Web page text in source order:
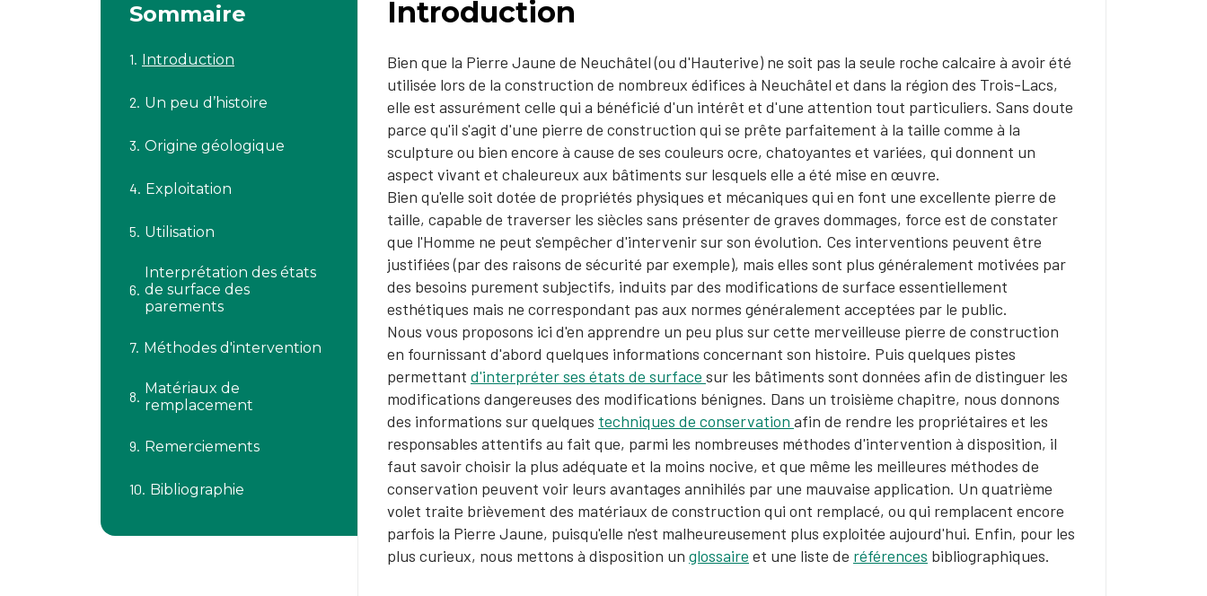
Sommaire
Introduction
Un peu d’histoire
Origine géologique
Exploitation
Utilisation
Interprétation des états
de surface des
parements
Méthodes d'intervention
Matériaux de
remplacement
Remerciements
Bibliographie
Introduction
Bien que la Pierre Jaune de Neuchâtel (ou d'Hauterive) ne soit pas la seule roche calcaire à avoir été
utilisée lors de la construction de nombreux édifices à Neuchâtel et dans la région des Trois-Lacs,
elle est assurément celle qui a bénéficié d'un intérêt et d'une attention tout particuliers. Sans doute
parce qu'il s'agit d'une pierre de construction qui se prête parfaitement à la taille comme à la
sculpture ou bien encore à cause de ses couleurs ocre, chatoyantes et variées, qui donnent un
aspect vivant et chaleureux aux bâtiments sur lesquels elle a été mise en œuvre.
Bien qu'elle soit dotée de propriétés physiques et mécaniques qui en font une excellente pierre de
taille, capable de traverser les siècles sans présenter de graves dommages, force est de constater
que l'Homme ne peut s'empêcher d'intervenir sur son évolution. Ces interventions peuvent être
justifiées (par des raisons de sécurité par exemple), mais elles sont plus généralement motivées par
des besoins purement subjectifs, induits par des modifications de surface essentiellement
esthétiques mais ne correspondant pas aux normes généralement acceptées par le public.
Nous vous proposons ici d'en apprendre un peu plus sur cette merveilleuse pierre de construction
en fournissant d'abord quelques informations concernant son histoire. Puis quelques pistes
permettant d'interpréter ses états de surface sur les bâtiments sont données afin de distinguer les
modifications dangereuses des modifications bénignes. Dans un troisième chapitre, nous donnons
des informations sur quelques techniques de conservation afin de rendre les propriétaires et les
responsables attentifs au fait que, parmi les nombreuses méthodes d'intervention à disposition, il
faut savoir choisir la plus adéquate et la moins nocive, et que même les meilleures méthodes de
conservation peuvent voir leurs avantages annihilés par une mauvaise application. Un quatrième
volet traite brièvement des matériaux de construction qui ont remplacé, ou qui remplacent encore
parfois la Pierre Jaune, puisqu'elle n'est malheureusement plus exploitée aujourd'hui. Enfin, pour les
plus curieux, nous mettons à disposition un glossaire et une liste de références bibliographiques.